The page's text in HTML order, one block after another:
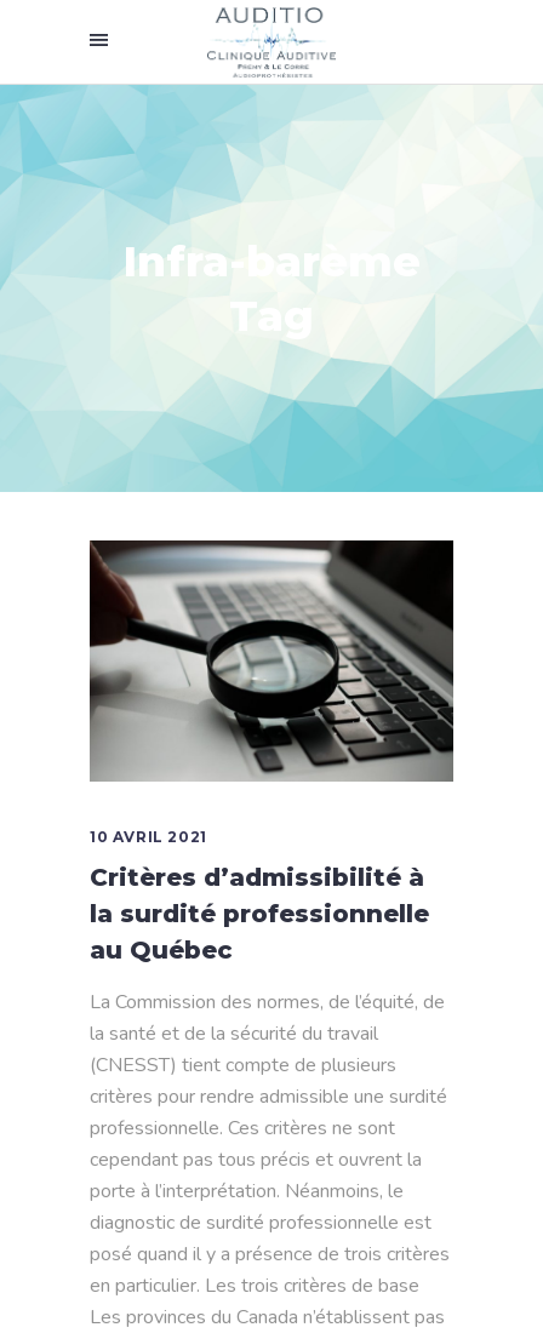
Infra-barème
10 AVRIL 2021
Critères d’admissibilité à
la surdité professionnelle
au Québec
La Commission des normes, de l’équité, de
la santé et de la sécurité du travail
(CNESST) tient compte de plusieurs
critères pour rendre admissible une surdité
professionnelle. Ces critères ne sont
cependant pas tous précis et ouvrent la
porte à l’interprétation. Néanmoins, le
diagnostic de surdité professionnelle est
posé quand il y a présence de trois critères
en particulier. Les trois critères de base
Les provinces du Canada n’établissent pas